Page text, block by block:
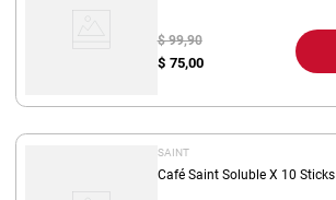
$ 75,00
$ 99,90
SAINT
Café Saint Soluble X 10 Sticks